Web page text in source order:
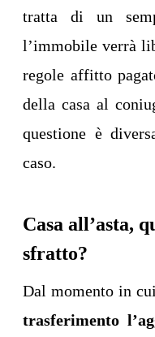
tratta di un
l’immobile verrà
regole affitto
della casa al
questione è
caso.
Casa all’asta,
sfratto?
Dal momento in
trasferimento